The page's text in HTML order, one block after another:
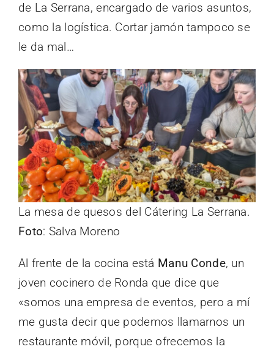
de La Serrana, encargado de varios asuntos,
como la logística. Cortar jamón tampoco se
le da mal…
La mesa de quesos del Cátering La Serrana.
Foto: Salva Moreno
Al frente de la cocina está Manu Conde, un
joven cocinero de Ronda que dice que
«somos una empresa de eventos, pero a mí
me gusta decir que podemos llamarnos un
restaurante móvil, porque ofrecemos la